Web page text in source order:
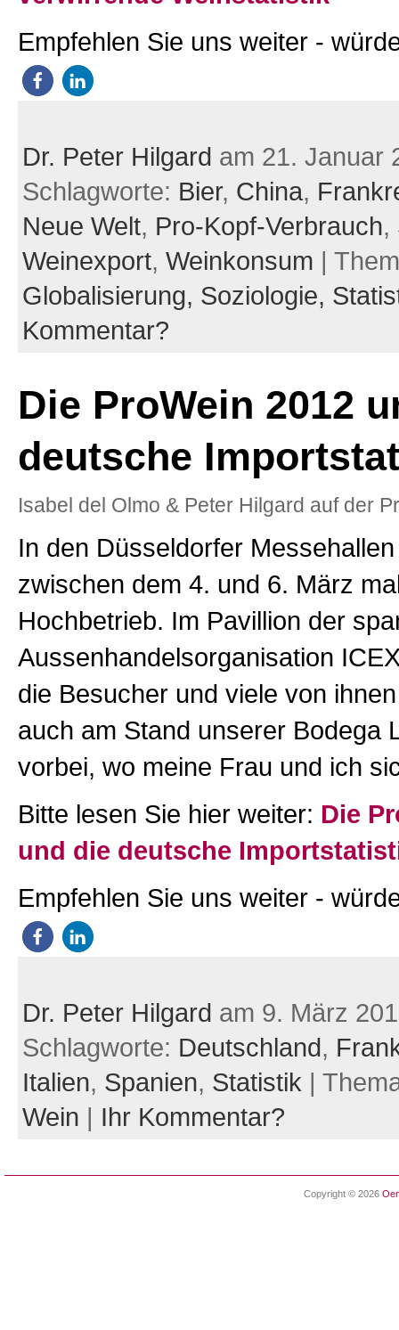
Empfehlen Sie uns weiter -
Dr. Peter Hilgard am 21. Januar
Schlagworte: Bier, China,
Neue Welt, Pro-Kopf-Verbrauch,
Weinexport, Weinkonsum |
Globalisierung, Soziologie,
Kommentar?
Die ProWein 2012
deutsche
Isabel del Olmo & Peter Hilgard auf der
In den Düsseldorfer
zwischen dem 4. und 6. März
Hochbetrieb. Im Pavillion der
Aussenhandelsorganisation
die Besucher und viele von
auch am Stand unserer Bodega
vorbei, wo meine Frau und ich
Bitte lesen Sie hier weiter: Die
und die deutsche
Empfehlen Sie uns weiter -
Dr. Peter Hilgard am 9. März
Schlagworte: Deutschland,
Italien, Spanien, Statistik |
Wein | Ihr Kommentar?
Copyright © 2026